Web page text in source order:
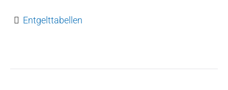
Entgelttabellen